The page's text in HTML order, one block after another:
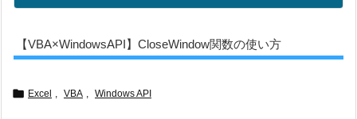
【VBA×WindowsAPI】CloseWindow関数の使い方
 Excel , VBA , Windows API